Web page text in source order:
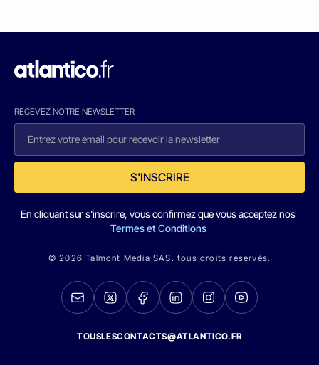
RECEVEZ NOTRE NEWSLETTER
S'INSCRIRE
En cliquant sur s'inscrire, vous confirmez que vous acceptez nos
Termes et Conditions
© 2026 Talmont Media SAS. tous droits réservés.
TOUSLESCONTACTS@ATLANTICO.FR